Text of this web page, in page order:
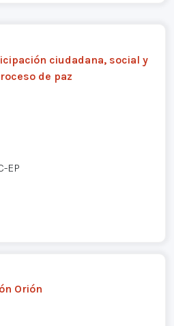
ciudadana, social y
de paz
EP
Orión